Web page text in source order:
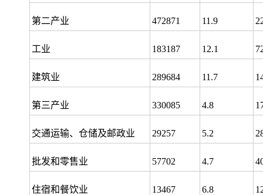
第二产业 472871 11.9
工业 183187 12.1
建筑业 289684 11.7
第三产业 330085 4.8
交通运输、仓储及邮政业 29257 5.2
批发和零售业 57702 4.7
住宿和餐饮业 13467 6.8